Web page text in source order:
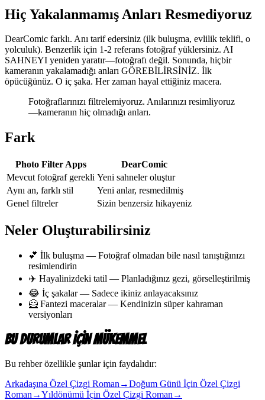
Hiç Yakalanmamış Anları Resmediyoruz
DearComic farklı. Anı tarif edersiniz (ilk buluşma, evlilik teklifi, o
yolculuk). Benzerlik için 1-2 referans fotoğraf yüklersiniz. AI
SAHNEYI yeniden yaratır—fotoğrafı değil. Sonunda, hiçbir
kameranın yakalamadığı anları GÖREBİLİRSİNİZ. İlk
öpücüğünüz. O iç şaka. Her zaman hayal ettiğiniz macera.
Fotoğraflarınızı filtrelemiyoruz. Anılarınızı resimliyoruz
—kameranın hiç olmadığı anları.
Fark
Photo Filter Apps
DearComic
Mevcut fotoğraf gerekli Yeni sahneler oluştur
Aynı an, farklı stil
Yeni anlar, resmedilmiş
Genel filtreler
Sizin benzersiz hikayeniz
Neler Oluşturabilirsiniz
💕 İlk buluşma — Fotoğraf olmadan bile nasıl tanıştığınızı
resimlendirin
✈️ Hayalinizdeki tatil — Planladığınız gezi, görselleştirilmiş
😂 İç şakalar — Sadece ikiniz anlayacaksınız
🦸 Fantezi maceralar — Kendinizin süper kahraman
versiyonları
Bu Durumlar İçin Mükemmel
Bu rehber özellikle şunlar için faydalıdır:
Arkadaşına Özel Çizgi Roman →Doğum Günü İçin Özel Çizgi
Roman →Yıldönümü İçin Özel Çizgi Roman →